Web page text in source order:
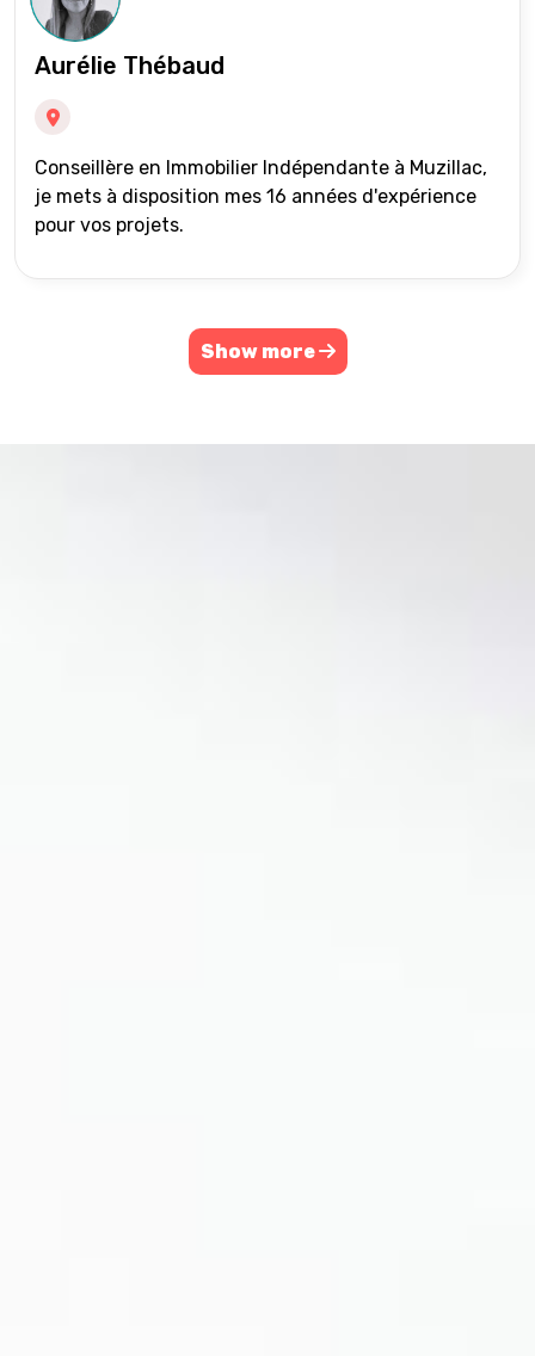
Aurélie Thébaud
Conseillère en Immobilier Indépendante à Muzillac,
je mets à disposition mes 16 années d'expérience
pour vos projets.
Show more